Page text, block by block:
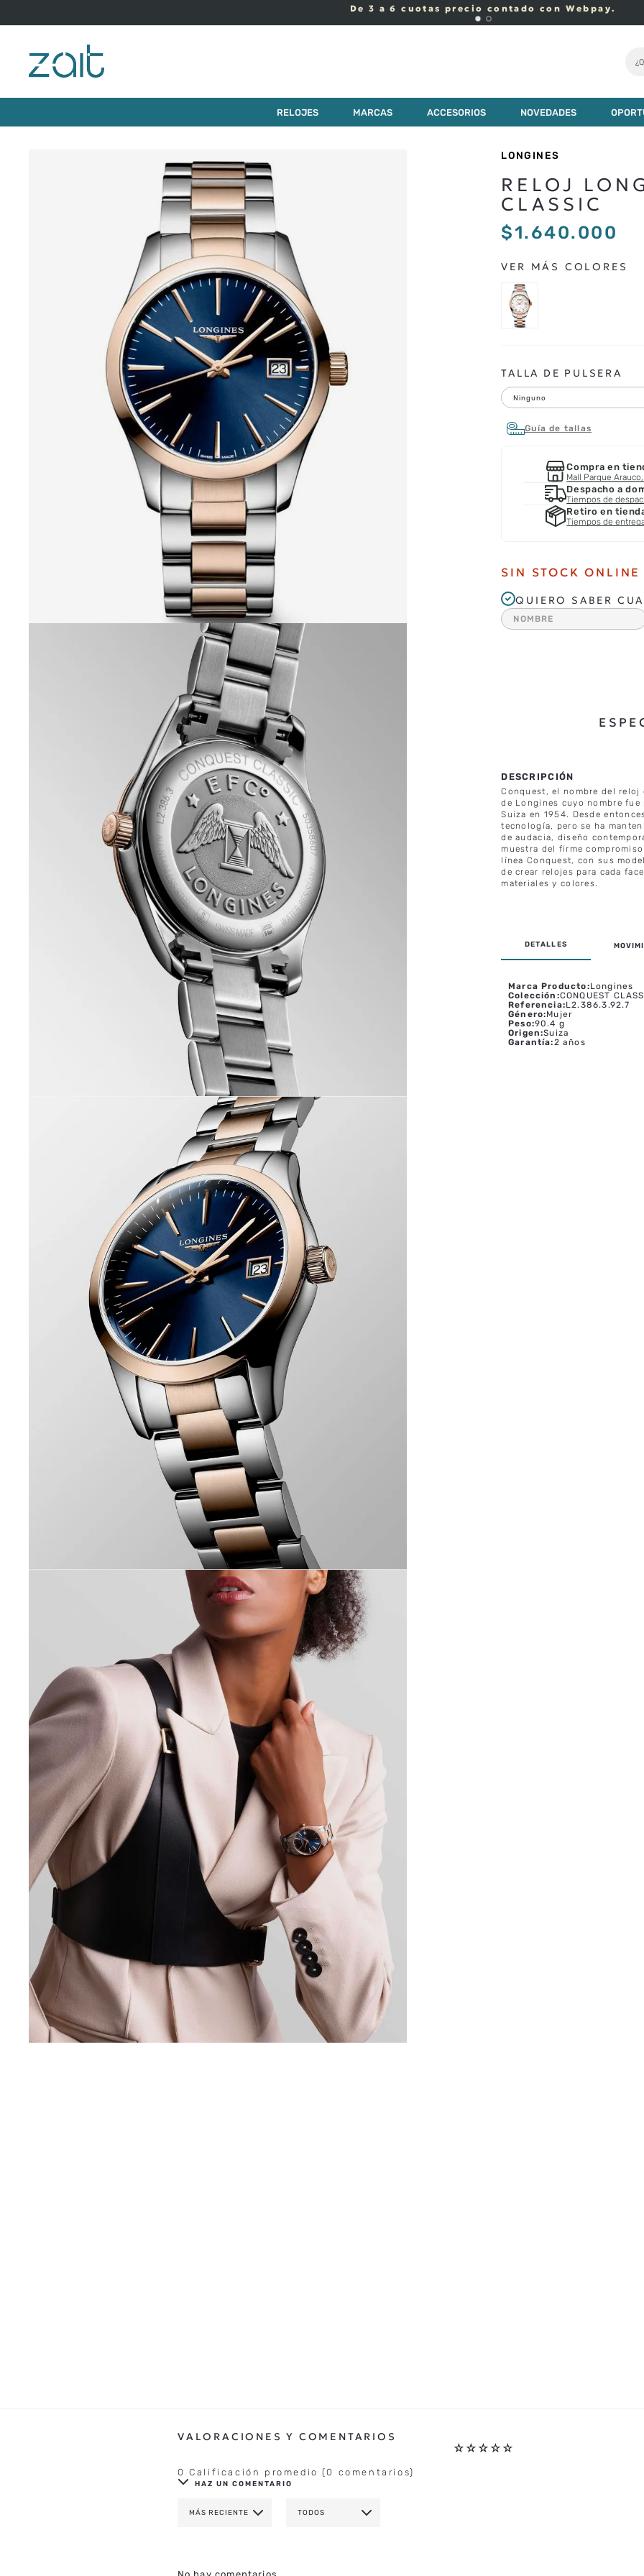
Despachos Express.
RELOJES MARCAS ACCESORIOS NOVEDADES
LONGINES
RELOJ
CLASSIC
$1.640.000
TALLA DE PULSERA
Ninguno
Guía de tallas
Compra en
Mall Parque
Despacho a
Tiempos de
Retiro en
Tiempos de
SIN STOCK ONLINE
QUIERO SABER
Conquest, el nombre del
de Longines cuyo nombre
Suiza en 1954. Desde
tecnología, pero se ha
de audacia, diseño
muestra del firme
línea Conquest, con sus
de crear relojes para cada
materiales y colores.
Marca Producto:Longines
Colección :CONQUEST
Referencia:L2.386.3.92.7
Género:Mujer
Peso:90.4 g
Origen:Suiza
Garantía:2 años
☆ ☆ ☆ ☆ ☆
0 Calificación promedio (0 comentarios)
HAZ UN COMENTARIO
TÍTULO
MÁS RECIENTE TODOS